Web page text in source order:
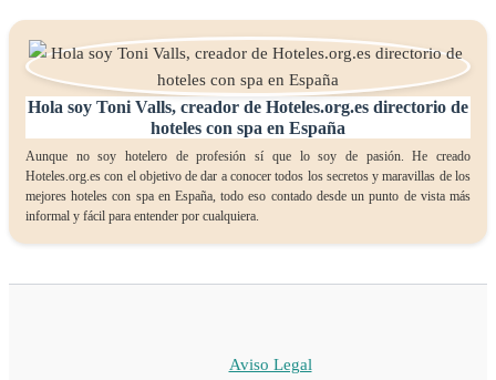
Hola soy Toni Valls, creador de Hoteles.org.es directorio de
hoteles con spa en España
Aunque no soy hotelero de profesión sí que lo soy de pasión. He creado
Hoteles.org.es con el objetivo de dar a conocer todos los secretos y maravillas de los
mejores hoteles con spa en España, todo eso contado desde un punto de vista más
informal y fácil para entender por cualquiera.
Aviso Legal